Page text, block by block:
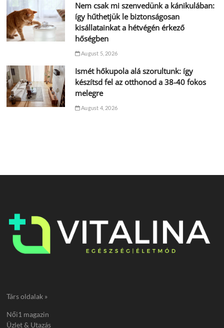
Nem csak mi szenvedünk a kánikulában:
így hűthetjük le biztonságosan
kisállatainkat a hétvégén érkező
hőségben
August 5, 2026
Ismét hőkupola alá szorultunk: így
készítsd fel az otthonod a 38-40 fokos
melegre
August 4, 2026
Társ oldalak »
Női1 magazin
Üzlet & Utazás